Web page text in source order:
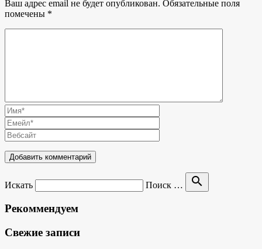
Ваш адрес email не будет опубликован. Обязательные поля
помечены *
Искать Поиск … search
Рекоммендуем
Свежие записи